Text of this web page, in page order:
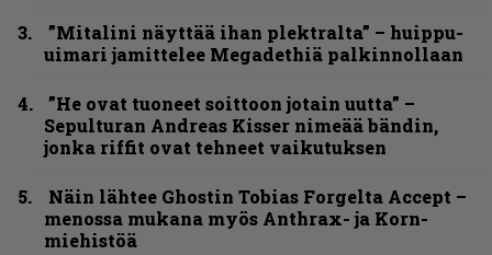
”Mitalini näyttää ihan plektralta” – huippu-
uimari jamittelee Megadethiä palkinnollaan
”He ovat tuoneet soittoon jotain uutta” –
Sepulturan Andreas Kisser nimeää bändin,
jonka riffit ovat tehneet vaikutuksen
Näin lähtee Ghostin Tobias Forgelta Accept –
menossa mukana myös Anthrax- ja Korn-
miehistöä